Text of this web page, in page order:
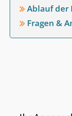
Ablauf der
Fragen &